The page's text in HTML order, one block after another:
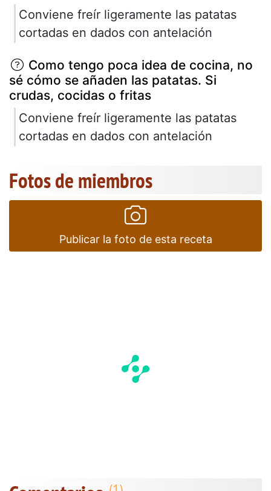
Conviene freír ligeramente las patatas
cortadas en dados con antelación
Como tengo poca idea de cocina, no
sé cómo se añaden las patatas. Si
crudas, cocidas o fritas
Conviene freír ligeramente las patatas
cortadas en dados con antelación
Fotos de miembros
Publicar la foto de esta receta